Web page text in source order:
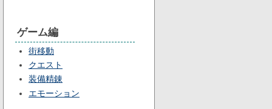
ゲーム編
街移動
クエスト
装備精錬
エモーション